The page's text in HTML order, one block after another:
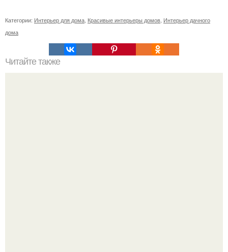
Категории: Интерьер для дома Красивые интерьеры домов Интерьер дачного
дома
Читайте также